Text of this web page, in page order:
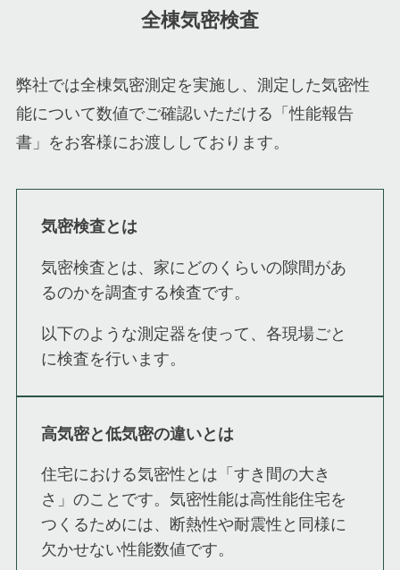
全棟気密検査
弊社では全棟気密測定を実施し、測定した気密性
能について数値でご確認いただける「性能報告
書」をお客様にお渡ししております。
気密検査とは
気密検査とは、家にどのくらいの隙間があ
るのかを調査する検査です。
以下のような測定器を使って、各現場ごと
に検査を行います。
高気密と低気密の違いとは
住宅における気密性とは「すき間の大き
さ」のことです。気密性能は高性能住宅を
つくるためには、断熱性や耐震性と同様に
欠かせない性能数値です。